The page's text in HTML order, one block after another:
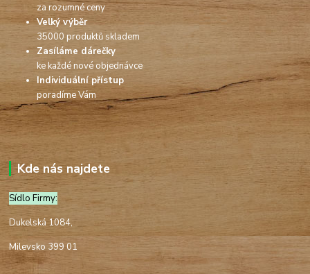
za rozumné ceny
Velký výběr
35000 produktů skladem
Zasíláme dárečky
ke každé nové objednávce
Individuální přístup
poradíme Vám
Kde nás najdete
Sídlo Firmy:
Dukelská 1084,
Milevsko 399 01